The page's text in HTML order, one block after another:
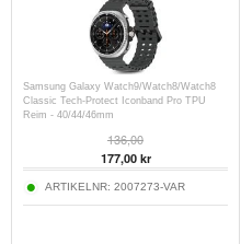
Samsung Galaxy Watch9/Watch8/Watch8
Classic Tech-Protect Iconband Pro TPU
Reim - 40/44/46mm
136,00
177,00kr
ARTIKELNR: 2007273-VAR